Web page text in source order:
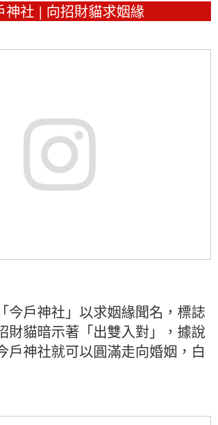
神社 | 向招財貓求姻緣
今戶神社」以求姻緣聞名，標誌
財貓暗示著「出雙入對」，據說
戶神社就可以圓滿走向婚姻，白